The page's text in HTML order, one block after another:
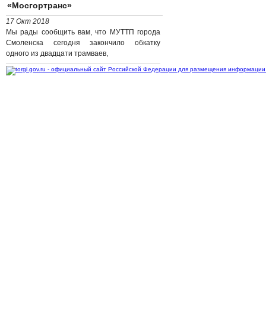
«Мосгортранс»
17 Окт 2018
Мы рады сообщить вам, что МУТТП города
Смоленска сегодня закончило обкатку
одного из двадцати трамваев,